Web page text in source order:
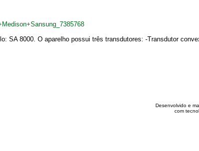
SA 8000. O aparelho possui três transdutores: -Transdutor
Desenvolvido e
com